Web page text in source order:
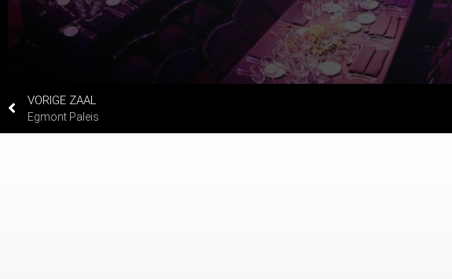
VORIGE ZAAL
Egmont Paleis